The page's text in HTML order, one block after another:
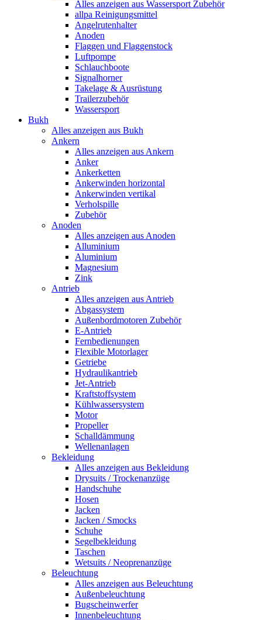
Alles anzeigen aus Wassersport Zubehör
allpa Reinigungsmittel
Angelrutenhalter
Anoden
Flaggen und Flaggenstock
Luftpompe
Schlauchboote
Signalhorner
Takelage & Ausrüstung
Trailerzubehör
Wassersport
Bukh
Alles anzeigen aus Bukh
Ankern
Alles anzeigen aus Ankern
Anker
Ankerketten
Ankerwinden horizontal
Ankerwinden vertikal
Verholspille
Zubehör
Anoden
Alles anzeigen aus Anoden
Alluminium
Aluminium
Magnesium
Zink
Antrieb
Alles anzeigen aus Antrieb
Abgassystem
Außenbordmotoren Zubehör
E-Antrieb
Fernbedienungen
Flexible Motorlager
Getriebe
Hydraulikantrieb
Jet-Antrieb
Kraftstoffsystem
Kühlwassersystem
Motor
Propeller
Schalldämmung
Wellenanlagen
Bekleidung
Alles anzeigen aus Bekleidung
Drysuits / Trockenanzüge
Handschuhe
Hosen
Jacken
Jacken / Smocks
Schuhe
Segelbekleidung
Taschen
Wetsuits / Neoprenanzüge
Beleuchtung
Alles anzeigen aus Beleuchtung
Außenbeleuchtung
Bugscheinwerfer
Innenbeleuchtung